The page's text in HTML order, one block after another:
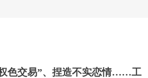
色交易”、捏造不实恋情……工